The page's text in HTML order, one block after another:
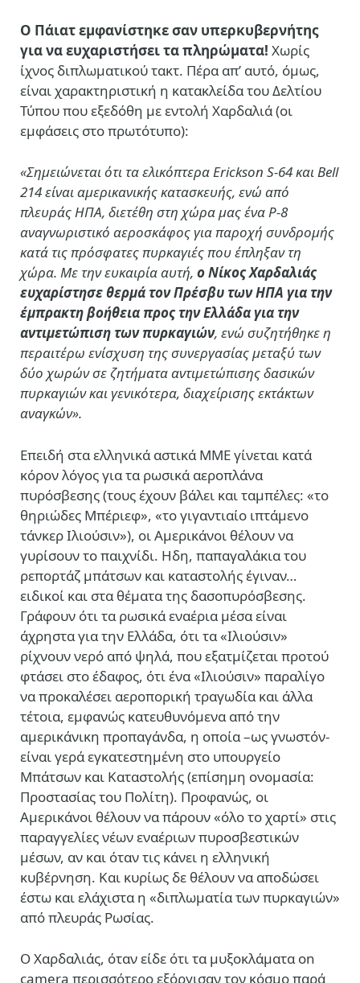
Ο Πάιατ εμφανίστηκε σαν υπερκυβερνήτης
για να ευχαριστήσει τα πληρώματα! Χωρίς
ίχνος διπλωματικού τακτ. Πέρα απ’ αυτό, όμως,
είναι χαρακτηριστική η κατακλείδα του Δελτίου
Τύπου που εξεδόθη με εντολή Χαρδαλιά (οι
εμφάσεις στο πρωτότυπο):
«Σημειώνεται ότι τα ελικόπτερα Erickson S-64 και Bell
214 είναι αμερικανικής κατασκευής, ενώ από
πλευράς ΗΠΑ, διετέθη στη χώρα μας ένα P-8
αναγνωριστικό αεροσκάφος για παροχή συνδρομής
κατά τις πρόσφατες πυρκαγιές που έπληξαν τη
χώρα. Με την ευκαιρία αυτή, ο Νίκος Χαρδαλιάς
ευχαρίστησε θερμά τον Πρέσβυ των ΗΠΑ για την
έμπρακτη βοήθεια προς την Ελλάδα για την
αντιμετώπιση των πυρκαγιών, ενώ συζητήθηκε η
περαιτέρω ενίσχυση της συνεργασίας μεταξύ των
δύο χωρών σε ζητήματα αντιμετώπισης δασικών
πυρκαγιών και γενικότερα, διαχείρισης εκτάκτων
αναγκών».
Επειδή στα ελληνικά αστικά ΜΜΕ γίνεται κατά
κόρον λόγος για τα ρωσικά αεροπλάνα
πυρόσβεσης (τους έχουν βάλει και ταμπέλες: «το
θηριώδες Μπέριεφ», «το γιγαντιαίο ιπτάμενο
τάνκερ Ιλιούσιν»), οι Αμερικάνοι θέλουν να
γυρίσουν το παιχνίδι. Ηδη, παπαγαλάκια του
ρεπορτάζ μπάτσων και καταστολής έγιναν…
ειδικοί και στα θέματα της δασοπυρόσβεσης.
Γράφουν ότι τα ρωσικά εναέρια μέσα είναι
άχρηστα για την Ελλάδα, ότι τα «Ιλιούσιν»
ρίχνουν νερό από ψηλά, που εξατμίζεται προτού
φτάσει στο έδαφος, ότι ένα «Ιλιούσιν» παραλίγο
να προκαλέσει αεροπορική τραγωδία και άλλα
τέτοια, εμφανώς κατευθυνόμενα από την
αμερικάνικη προπαγάνδα, η οποία –ως γνωστόν-
είναι γερά εγκατεστημένη στο υπουργείο
Μπάτσων και Καταστολής (επίσημη ονομασία:
Προστασίας του Πολίτη). Προφανώς, οι
Αμερικάνοι θέλουν να πάρουν «όλο το χαρτί» στις
παραγγελίες νέων εναέριων πυροσβεστικών
μέσων, αν και όταν τις κάνει η ελληνική
κυβέρνηση. Και κυρίως δε θέλουν να αποδώσει
έστω και ελάχιστα η «διπλωματία των πυρκαγιών»
από πλευράς Ρωσίας.
Ο Χαρδαλιάς, όταν είδε ότι τα μυξοκλάματα on
camera περισσότερο εξόργισαν τον κόσμο παρά